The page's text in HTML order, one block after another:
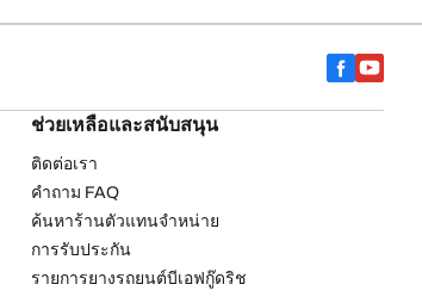
ช่วยเหลือและสนับสนุน
ติดต่อเรา
คำถาม FAQ
ค้นหาร้านตัวแทนจำหน่าย
การรับประกัน
รายการยางรถยนต์บีเอฟกู๊ดริช